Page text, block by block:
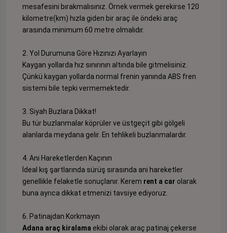
mesafesini bırakmalısınız. Örnek vermek gerekirse 120
kilometre(km) hızla giden bir araç ile öndeki araç
arasında minimum 60 metre olmalıdır.
2. Yol Durumuna Göre Hızınızı Ayarlayın
Kaygan yollarda hız sınırının altında bile gitmelisiniz.
Çünkü kaygan yollarda normal frenin yanında ABS fren
sistemi bile tepki vermemektedir.
3. Siyah Buzlara Dikkat!
Bu tür buzlanmalar köprüler ve üstgeçit gibi gölgeli
alanlarda meydana gelir. En tehlikeli buzlanmalardır.
4. Ani Hareketlerden Kaçının
İdeal kış şartlarında sürüş sırasında ani hareketler
genellikle felaketle sonuçlanır. Kerem rent a car olarak
buna ayrıca dikkat etmenizi tavsiye ediyoruz.
6. Patinajdan Korkmayın
Adana araç kiralama ekibi olarak araç patinaj çekerse